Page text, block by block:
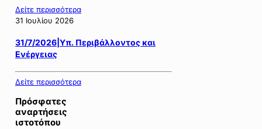
Δείτε περισσότερα
31 Ιουλίου 2026
31/7/2026|Υπ. Περιβάλλοντος και
Ενέργειας
Δείτε περισσότερα
Πρόσφατες
αναρτήσεις
ιστοτόπου